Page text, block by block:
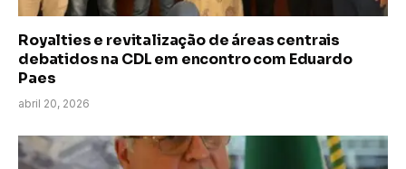
Royalties e revitalização de áreas centrais
debatidos na CDL em encontro com Eduardo
Paes
abril 20, 2026